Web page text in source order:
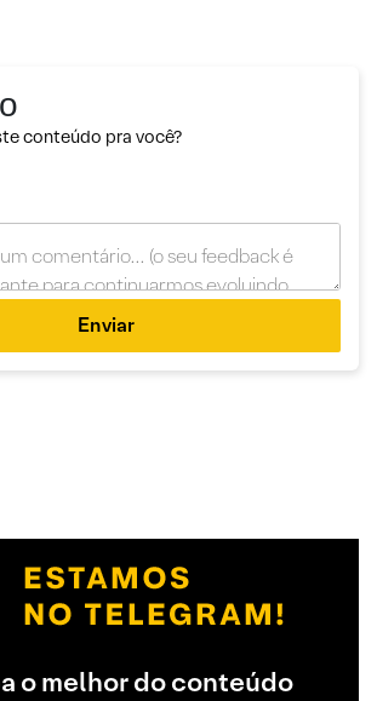
conteúdo pra você?
Enviar
o melhor do conteúdo